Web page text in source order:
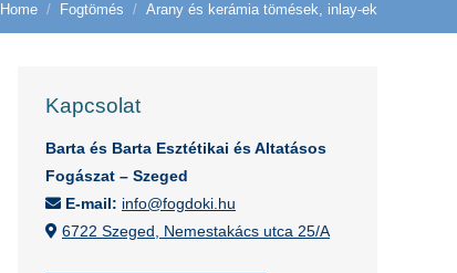
You are here:
Home Fogtömés Arany és kerámia tömések, inlay-ek
Kapcsolat
Barta és Barta Esztétikai és Altatásos
Fogászat – Szeged
E-mail: info@fogdoki.hu
6722 Szeged, Nemestakács utca 25/A